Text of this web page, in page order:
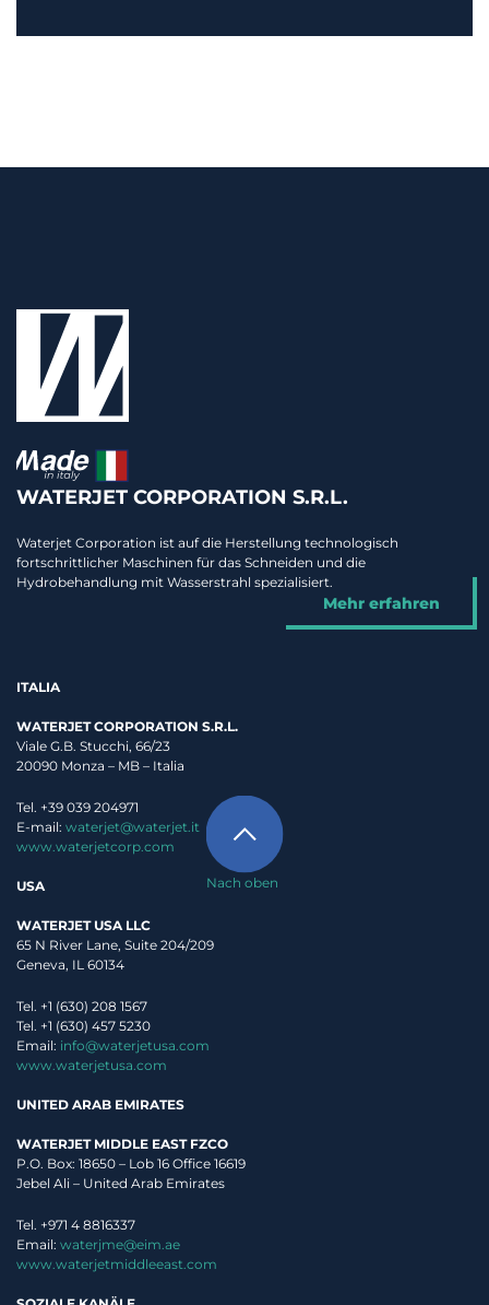
Nach oben
WATERJET CORPORATION S.R.L.
Waterjet Corporation ist auf die Herstellung technologisch
fortschrittlicher Maschinen für das Schneiden und die
Hydrobehandlung mit Wasserstrahl spezialisiert.
Mehr erfahren
ITALIA
WATERJET CORPORATION S.R.L.
Viale G.B. Stucchi, 66/23
20090 Monza – MB – Italia
Tel. +39 039 204971
E-mail: waterjet@waterjet.it
www.waterjetcorp.com
USA
WATERJET USA LLC
65 N River Lane, Suite 204/209
Geneva, IL 60134
Tel. +1 (630) 208 1567
Tel. +1 (630) 457 5230
Email: info@waterjetusa.com
www.waterjetusa.com
UNITED ARAB EMIRATES
WATERJET MIDDLE EAST FZCO
P.O. Box: 18650 – Lob 16 Office 16619
Jebel Ali – United Arab Emirates
Tel. +971 4 8816337
Email: waterjme@eim.ae
www.waterjetmiddleeast.com